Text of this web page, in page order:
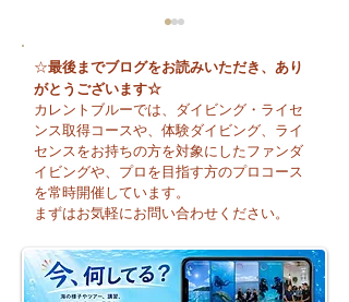
夏本番！明日からお泊
まり海洋実習です♪
☆最後までブログをお読みいただき、あり
がとうございます☆
カレントブルーでは、ダイビング・ライセ
ンス取得コースや、体験ダイビング、ライ
センスをお持ちの方を対象にしたファンダ
イビングや、プロを目指す方のプロコース
を常時開催しています。
まずはお気軽にお問い合わせください。